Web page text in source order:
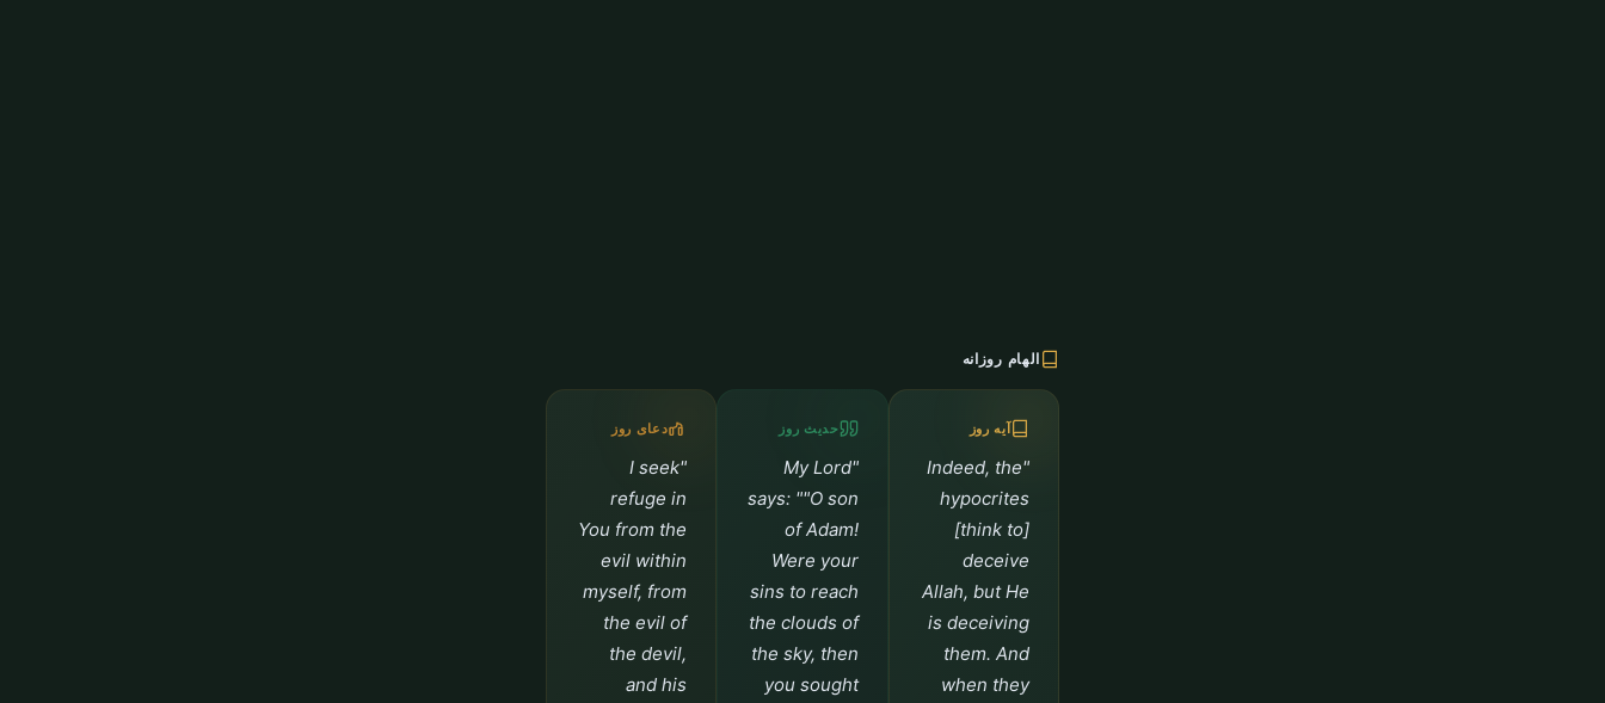
الهام روزانه
آیه روز
"Indeed, the
hypocrites
[think to]
deceive
Allah, but He
is deceiving
them. And
when they
حدیث روز
"My Lord
says: ""O son
of Adam!
Were your
sins to reach
the clouds of
the sky, then
you sought
دعای روز
"I seek
refuge in
You from the
evil within
myself, from
the evil of
the devil,
and his